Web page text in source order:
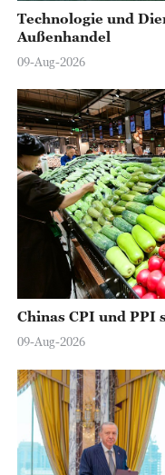
Technologie und
Außenhandel
09-Aug-2026
Chinas CPI und PPI
09-Aug-2026